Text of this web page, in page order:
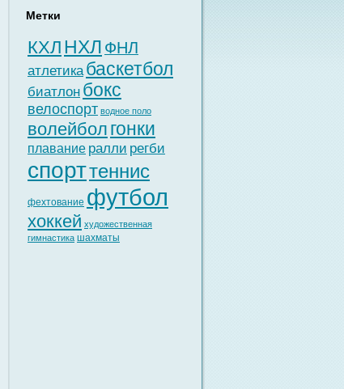
Метки
КХЛ НХЛ ФНЛ
атлетика баскетбол
биатлон бокс
велоспорт водное поло
волейбол гонки
плавание ралли регби
спорттеннис
фехтование футбол
хоккей художественная
гимнастика шахматы